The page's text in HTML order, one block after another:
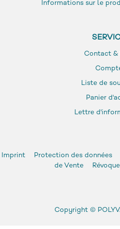
Informations sur le
Contact &
Liste de
Panier
Lettre
Imprint Protection des données
de Vente
Copyright ©